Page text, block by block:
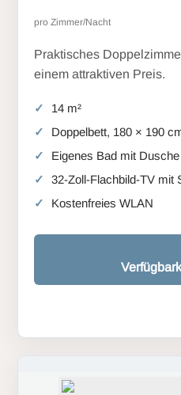
pro Zimmer/Nacht
Praktisches
einem attraktiven Preis.
14 m²
Doppelbett, 180 × 190
Eigenes Bad mit
32-Zoll-Flachbild-TV mit
Kostenfreies WLAN